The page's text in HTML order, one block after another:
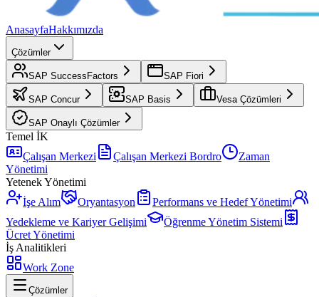
AnasayfaHakkımızda
Çözümler
SAP SuccessFactors SAP Fiori
SAP Concur SAP Basis Vesa Çözümleri
SAP Onaylı Çözümler
Temel İK
Çalışan Merkezi
Çalışan Merkezi Bordro
Zaman
Yönetimi
Yetenek Yönetimi
İşe Alım
Oryantasyon
Performans ve Hedef Yönetimi
Yedekleme ve Kariyer Gelişimi
Öğrenme Yönetim Sistemi
Ücret Yönetimi
İş Analitikleri
Work Zone
Çözümler